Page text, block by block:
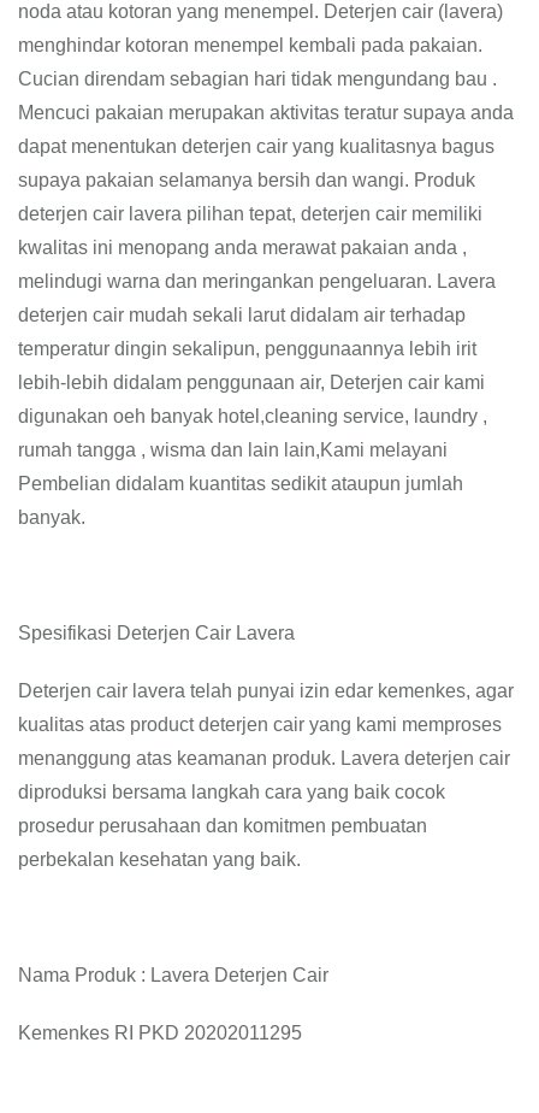
noda atau kotoran yang menempel. Deterjen cair (lavera)
menghindar kotoran menempel kembali pada pakaian.
Cucian direndam sebagian hari tidak mengundang bau .
Mencuci pakaian merupakan aktivitas teratur supaya anda
dapat menentukan deterjen cair yang kualitasnya bagus
supaya pakaian selamanya bersih dan wangi. Produk
deterjen cair lavera pilihan tepat, deterjen cair memiliki
kwalitas ini menopang anda merawat pakaian anda ,
melindugi warna dan meringankan pengeluaran. Lavera
deterjen cair mudah sekali larut didalam air terhadap
temperatur dingin sekalipun, penggunaannya lebih irit
lebih-lebih didalam penggunaan air, Deterjen cair kami
digunakan oeh banyak hotel,cleaning service, laundry ,
rumah tangga , wisma dan lain lain,Kami melayani
Pembelian didalam kuantitas sedikit ataupun jumlah
banyak.
Spesifikasi Deterjen Cair Lavera
Deterjen cair lavera telah punyai izin edar kemenkes, agar
kualitas atas product deterjen cair yang kami memproses
menanggung atas keamanan produk. Lavera deterjen cair
diproduksi bersama langkah cara yang baik cocok
prosedur perusahaan dan komitmen pembuatan
perbekalan kesehatan yang baik.
Nama Produk : Lavera Deterjen Cair
Kemenkes RI PKD 20202011295